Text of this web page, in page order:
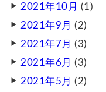
2021年10月 (1)
2021年9月 (2)
2021年7月 (3)
2021年6月 (3)
2021年5月 (2)